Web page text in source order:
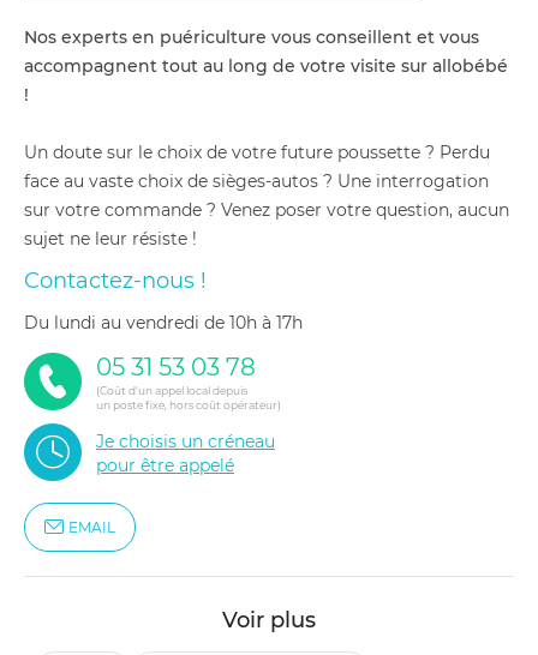
Nos experts en puériculture vous conseillent et vous
accompagnent tout au long de votre visite sur allobébé
!
Un doute sur le choix de votre future poussette ? Perdu
face au vaste choix de sièges-autos ? Une interrogation
sur votre commande ? Venez poser votre question, aucun
sujet ne leur résiste !
Contactez-nous !
du lundi au vendredi de 10h à 17h
05 31 53 03 78
(Coût d'un appel local depuis
un poste fixe, hors coût opérateur)
Je choisis un créneau
pour être appelé
EMAIL
Voir plus